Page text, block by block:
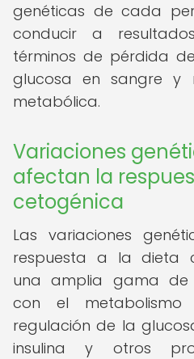
genéticas de cada
conducir a
términos de pérdida
glucosa en sangre y
metabólica.
Variaciones
afectan la
cetogénica
Las variaciones
respuesta a la dieta
una amplia gama de
con el
regulación de la
insulina y otros